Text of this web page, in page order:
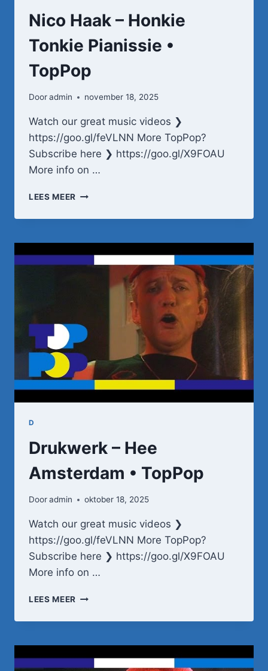
Nico Haak – Honkie
Tonkie Pianissie •
TopPop
Dooradmin november 18, 2025
Watch our great music videos ❯
https://goo.gl/feVLNN More TopPop?
Subscribe here ❯ https://goo.gl/X9FOAU
More info on …
LEES MEER NICO
–
TONKIE
PIANISSIE
D
Drukwerk – Hee
Amsterdam • TopPop
Dooradmin oktober 18, 2025
Watch our great music videos ❯
https://goo.gl/feVLNN More TopPop?
Subscribe here ❯ https://goo.gl/X9FOAU
More info on …
LEES MEER DRUKWERK
HEE
•
TOPPOP